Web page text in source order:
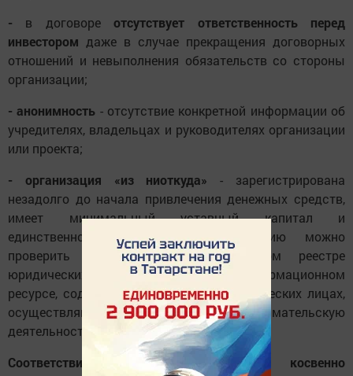
- в договореотсутствует ответственность перед
инвестором даже в случае прекращения договорных
отношений и невыполнения обязательств со стороны
организации;
- анонимность - отсутствие конкретной информации об
учредителях, владельцах и руководителях организации
или проекта;
- организация «из ниоткуда» - зарегистрирована
незадолго до начала привлечения денежных средств,
имеет минимальный уставный капитал и
единственного учредителя (информацию можно
проверить в Едином государственном реестре
юридических лиц ФНС России - информационном
ресурсе, содержащем сведения о юридических лицах,
осуществляющих предпринимательскую
деятельность).
Соответствие этим признакам лишь косвенно